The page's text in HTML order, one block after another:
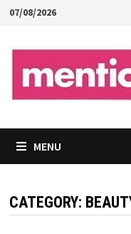
Skip
content
07/08/2026
MENU
CATEGORY: